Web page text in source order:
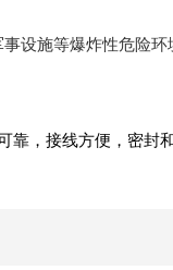
设施等爆炸性危险环
靠，接线方便，密封